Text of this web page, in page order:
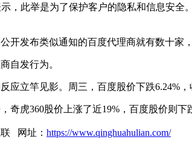
，此举是为了保护客户的隐私和信息安
开发布类似通知的百度代理商就有数十家
自发行为。
应立竿见影。周三，百度股价下跌6.24%
奇虎360股价上涨了近19%，百度股价则下
网址： https://www.qinghuahulian.com/